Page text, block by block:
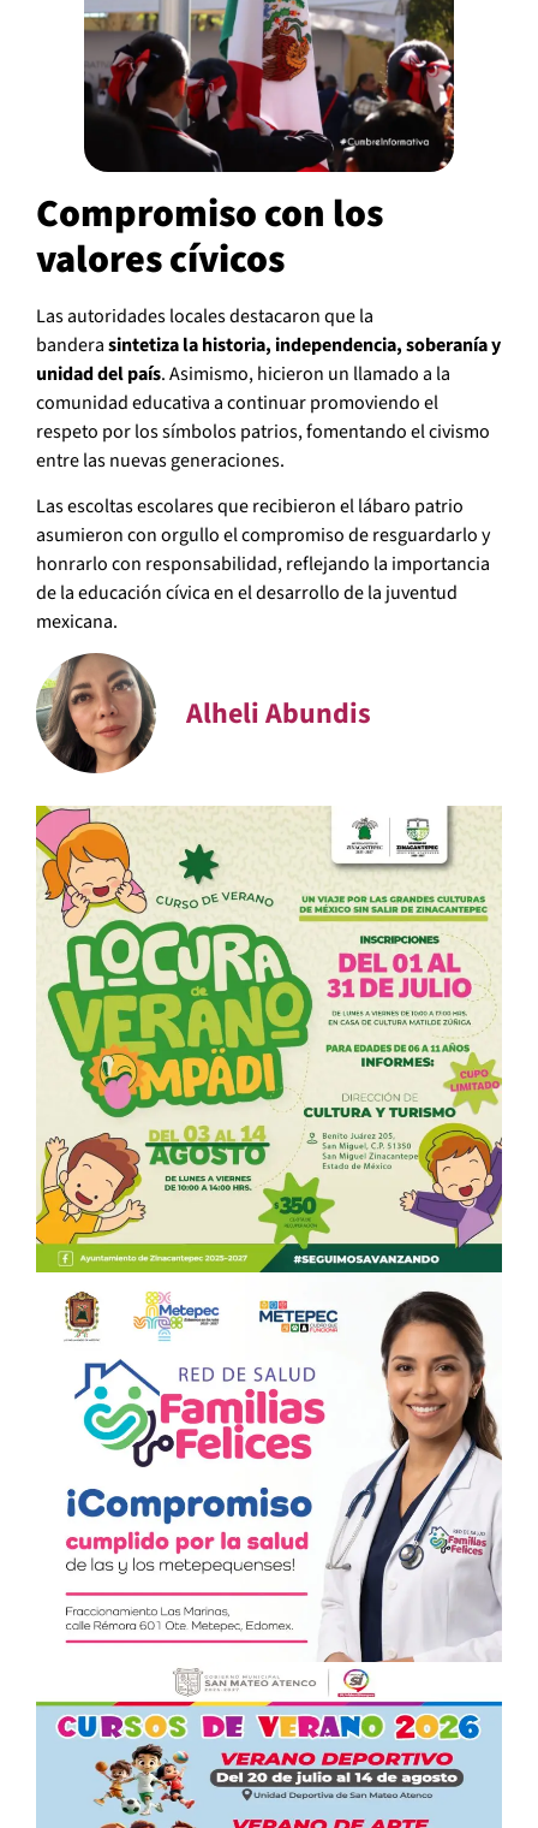
Compromiso con los
valores cívicos
Las autoridades locales destacaron que la
banderasintetiza la historia, independencia, soberanía y
unidad del país. Asimismo, hicieron un llamado a la
comunidad educativa a continuar promoviendo el
respeto por los símbolos patrios, fomentando el civismo
entre las nuevas generaciones.
Las escoltas escolares que recibieron el lábaro patrio
asumieron con orgullo el compromiso de resguardarlo y
honrarlo con responsabilidad, reflejando la importancia
de la educación cívica en el desarrollo de la juventud
mexicana.
Alheli Abundis